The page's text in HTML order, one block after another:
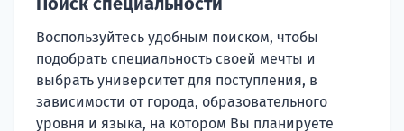
Воспользуйтесь удобным поиском, чтобы
подобрать специальность своей мечты и
выбрать университет для поступления, в
зависимости от города, образовательного
уровня и языка, на котором Вы планируете